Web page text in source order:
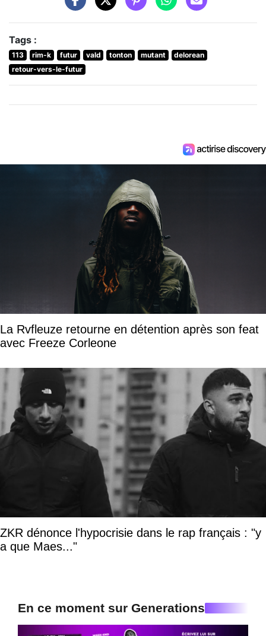
Tags :
113 rim-k futur vald tonton mutant
delorean
retour-vers-le-futur
La Rvfleuze retourne en détention après son feat
avec Freeze Corleone
ZKR dénonce l'hypocrisie dans le rap français : "y
a que Maes..."
En ce moment sur Generations